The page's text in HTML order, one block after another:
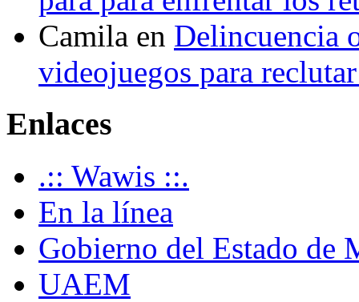
Camila en Delincuencia
videojuegos para
Enlaces
.:: Wawis ::.
En la línea
Gobierno del Estado de
UAEM